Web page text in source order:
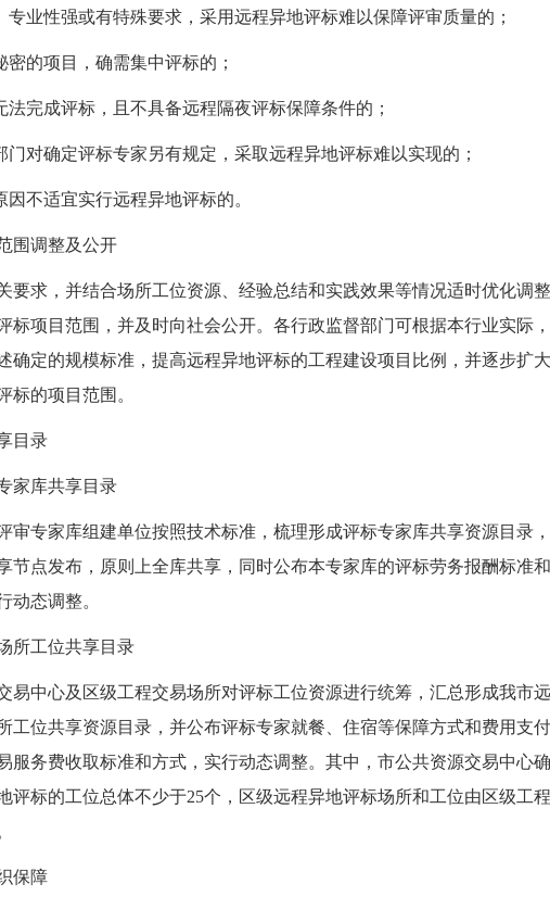
专业性强或有特殊要求，采用远程异地评标难以保障评审质量的；
密的项目，确需集中评标的；
法完成评标，且不具备远程隔夜评标保障条件的；
门对确定评标专家另有规定，采取远程异地评标难以实现的；
因不适宜实行远程异地评标的。
围调整及公开
要求，并结合场所工位资源、经验总结和实践效果等情况适时优化调
标项目范围，并及时向社会公开。各行政监督部门可根据本行业实际，
确定的规模标准，提高远程异地评标的工程建设项目比例，并逐步扩
标的项目范围。
目录
家库共享目录
审专家库组建单位按照技术标准，梳理形成评标专家库共享资源目录
节点发布，原则上全库共享，同时公布本专家库的评标劳务报酬标准
动态调整。
所工位共享目录
易中心及区级工程交易场所对评标工位资源进行统筹，汇总形成我市
工位共享资源目录，并公布评标专家就餐、住宿等保障方式和费用支
服务费收取标准和方式，实行动态调整。其中，市公共资源交易中心
评标的工位总体不少于25个，区级远程异地评标场所和工位由区级工
保障